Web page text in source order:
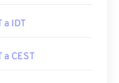
a IDT
a CEST